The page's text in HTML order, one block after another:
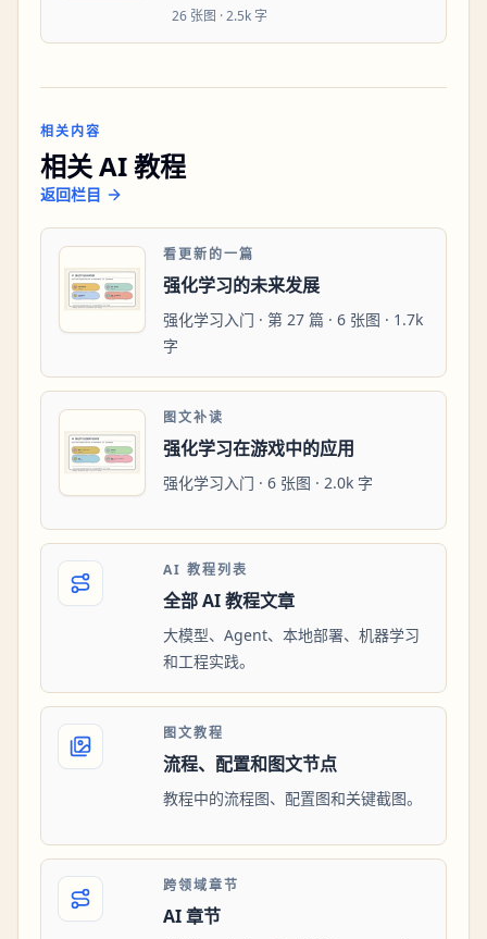
26 张图 ·2.5k 字
相关内容
相关 AI 教程
返回栏目
看更新的一篇
强化学习的未来发展
强化学习入门 · 第 27 篇 · 6 张图 · 1.7k
字
图文补读
强化学习在游戏中的应用
强化学习入门 · 6 张图 · 2.0k 字
AI 教程列表
全部 AI 教程文章
大模型、Agent、本地部署、机器学习
和工程实践。
图文教程
流程、配置和图文节点
教程中的流程图、配置图和关键截图。
跨领域章节
AI 章节